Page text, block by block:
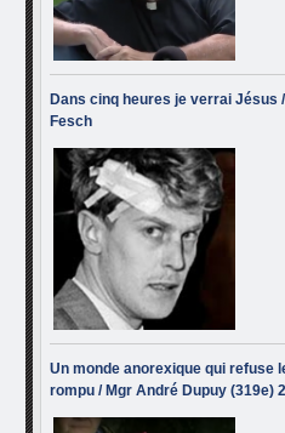
Dans cinq heures je verrai Jésus
Fesch
Un monde anorexique qui refuse
rompu / Mgr André Dupuy (319e)